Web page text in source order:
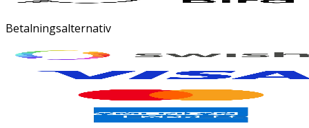
Betalningsalternativ